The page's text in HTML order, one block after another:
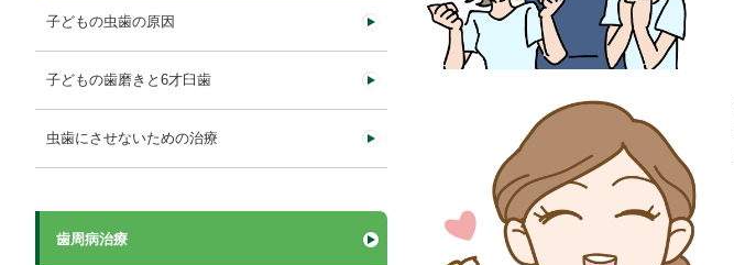
子どもの虫歯の原因
子どもの歯磨きと6才臼歯
虫歯にさせないための治療
歯周病治療